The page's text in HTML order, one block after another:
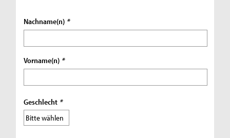
Nachname(n) *
Vorname(n) *
Geschlecht *